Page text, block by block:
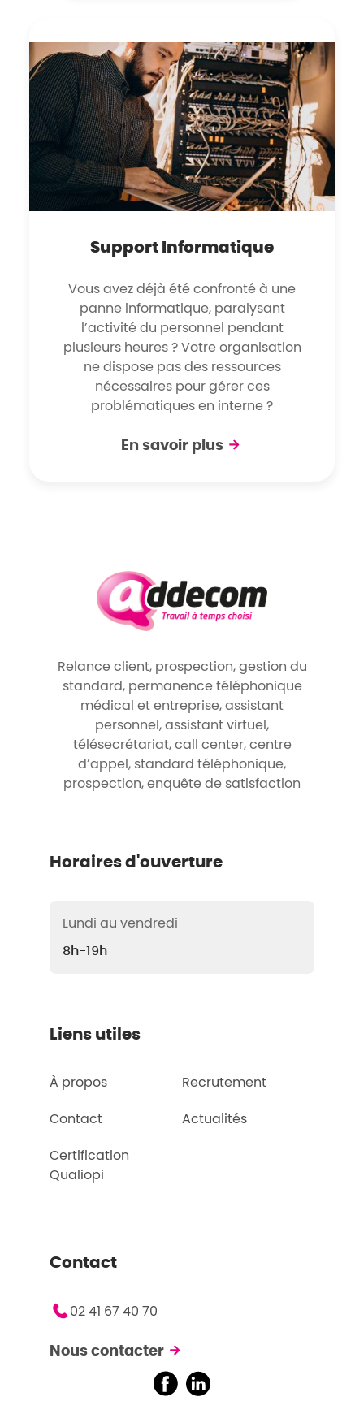
Support Informatique
Vous avez déjà été confronté à une
panne informatique, paralysant
l’activité du personnel pendant
plusieurs heures ? Votre organisation
ne dispose pas des ressources
nécessaires pour gérer ces
problématiques en interne ?
En savoir plus
Relance client, prospection, gestion du
standard, permanence téléphonique
médical et entreprise, assistant
personnel, assistant virtuel,
télésecrétariat, call center, centre
d’appel, standard téléphonique,
prospection, enquête de satisfaction
Horaires d'ouverture
Lundi au vendredi
8h-19h
Liens utiles
À propos Recrutement
Contact Actualités
Certification
Qualiopi
Contact
02 41 67 40 70
Nous contacter